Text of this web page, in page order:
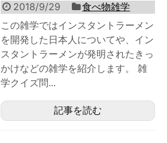
2018/9/29
食べ物雑学
この雑学ではインスタントラーメン
を開発した日本人についてや、イン
スタントラーメンが発明されたきっ
かけなどの雑学を紹介します。 雑
学クイズ問...
記事を読む